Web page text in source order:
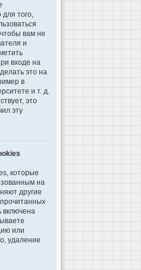
того,
вам не
и
входе на
это на
в
и т. д.
это
эту
которые
на
другие
включена
или
удаление